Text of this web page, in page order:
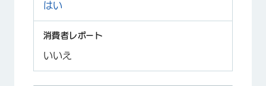
はい
いいえ